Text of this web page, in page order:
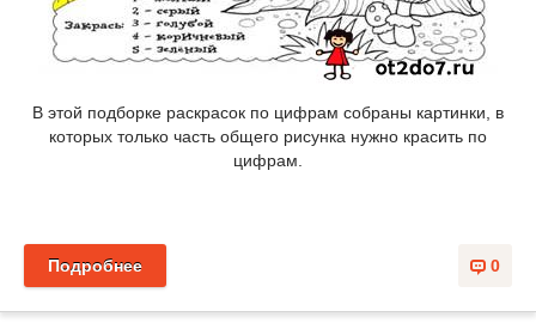
В этой подборке раскрасок по цифрам собраны картинки, в
которых только часть общего рисунка нужно красить по
цифрам.
0
Подробнее